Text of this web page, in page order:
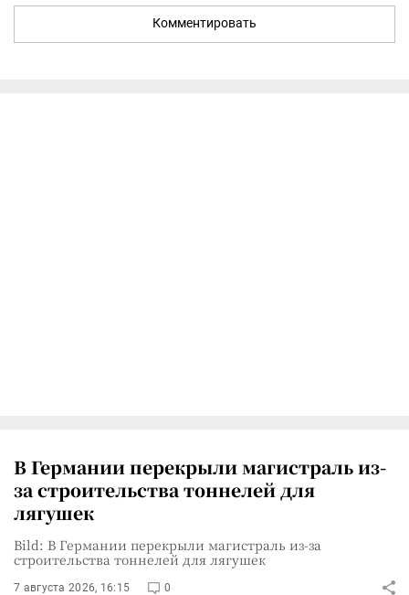
Комментировать
В Германии перекрыли магистраль из-
за строительства тоннелей для
лягушек
Bild: В Германии перекрыли магистраль из-за
строительства тоннелей для лягушек
7 августа 2026, 16:15 0